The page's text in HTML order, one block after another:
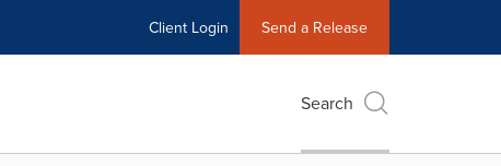
Client Login Send a Release
Search